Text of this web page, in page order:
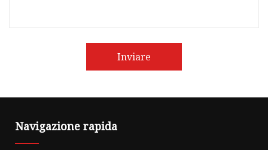
Inviare
Navigazione rapida